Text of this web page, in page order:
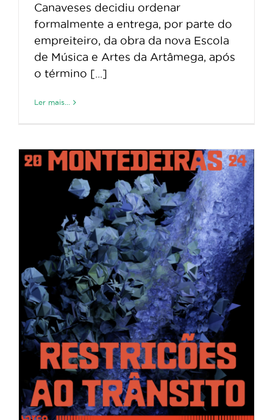
Canaveses decidiu ordenar
formalmente a entrega, por parte do
empreiteiro, da obra da nova Escola
de Música e Artes da Artâmega, após
o término [...]
Ler mais...